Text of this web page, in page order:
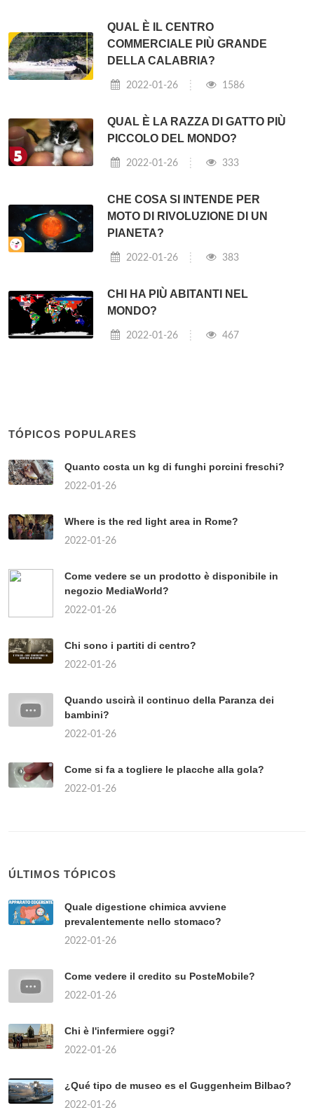
QUAL È IL CENTRO
COMMERCIALE PIÙ GRANDE
DELLA CALABRIA?
2022-01-26 1586
QUAL È LA RAZZA DI GATTO PIÙ
PICCOLO DEL MONDO?
2022-01-26 333
CHE COSA SI INTENDE PER
MOTO DI RIVOLUZIONE DI UN
PIANETA?
2022-01-26 383
CHI HA PIÙ ABITANTI NEL
MONDO?
2022-01-26 467
TÓPICOS POPULARES
Quanto costa un kg di funghi porcini freschi?
2022-01-26
Where is the red light area in Rome?
2022-01-26
Come vedere se un prodotto è disponibile in
negozio MediaWorld?
2022-01-26
Chi sono i partiti di centro?
2022-01-26
Quando uscirà il continuo della Paranza dei
bambini?
2022-01-26
Come si fa a togliere le placche alla gola?
2022-01-26
ÚLTIMOS TÓPICOS
Quale digestione chimica avviene
prevalentemente nello stomaco?
2022-01-26
Come vedere il credito su PosteMobile?
2022-01-26
Chi è l'infermiere oggi?
2022-01-26
¿Qué tipo de museo es el Guggenheim Bilbao?
2022-01-26